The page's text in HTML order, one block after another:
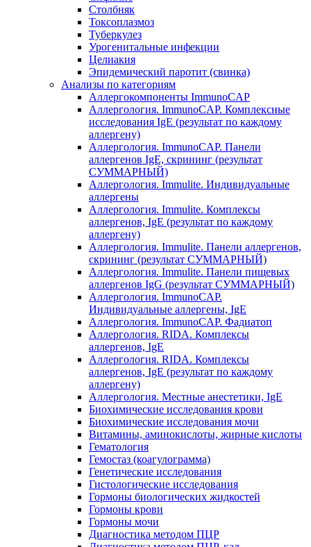
Столбняк
Токсоплазмоз
Туберкулез
Урогенитальные инфекции
Целиакия
Эпидемический паротит (свинка)
Анализы по категориям
Аллергокомпоненты ImmunoCAP
Аллергология. ImmunoCAP. Комплексные
исследования IgE (результат по каждому
аллергену)
Аллергология. ImmunoCAP. Панели
аллергенов IgE, скрининг (результат
СУММАРНЫЙ)
Аллергология. Immulite. Индивидуальные
аллергены
Аллергология. Immulite. Комплексы
аллергенов, IgE (результат по каждому
аллергену)
Аллергология. Immulite. Панели аллергенов,
скрининг (результат СУММАРНЫЙ)
Аллергология. Immulite. Панели пищевых
аллергенов IgG (результат СУММАРНЫЙ)
Аллергология. ImmunoCAP.
Индивидуальные аллергены, IgE
Аллергология. ImmunoCAP. Фадиатоп
Аллергология. RIDA. Комплексы
аллергенов, IgE
Аллергология. RIDA. Комплексы
аллергенов, IgE (результат по каждому
аллергену)
Аллергология. Местные анестетики, IgE
Биохимические исследования крови
Биохимические исследования мочи
Витамины, аминокислоты, жирные кислоты
Гематология
Гемостаз (коагулограмма)
Генетические исследования
Гистологические исследования
Гормоны биологических жидкостей
Гормоны крови
Гормоны мочи
Диагностика методом ПЦР